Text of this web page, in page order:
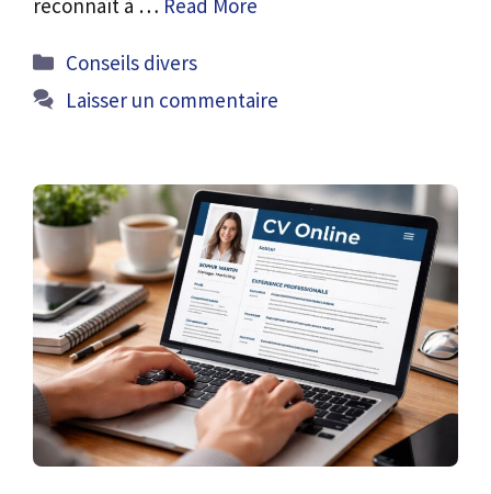
reconnaît à … Read More
Catégories
Conseils divers
Laisser un commentaire